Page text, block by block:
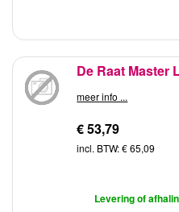
De Raat Master
meer info ...
€ 53,79
incl. BTW: € 65,09
Levering of